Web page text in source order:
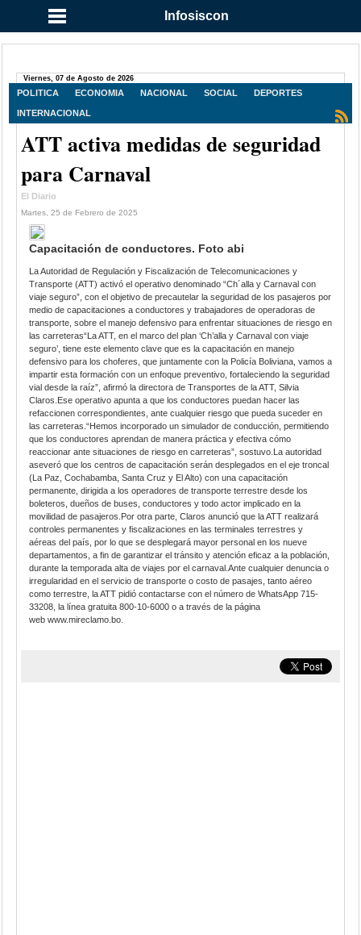
Infosiscon
Viernes, 07 de Agosto de 2026
POLITICA ECONOMIA NACIONAL SOCIAL DEPORTES
INTERNACIONAL
ATT activa medidas de seguridad
para Carnaval
El Diario
Martes, 25 de Febrero de 2025
Capacitación de conductores. Foto abi
La Autoridad de Regulación y Fiscalización de Telecomunicaciones y
Transporte (ATT) activó el operativo denominado “Ch´alla y Carnaval con
viaje seguro”, con el objetivo de precautelar la seguridad de los pasajeros por
medio de capacitaciones a conductores y trabajadores de operadoras de
transporte, sobre el manejo defensivo para enfrentar situaciones de riesgo en
las carreteras“La ATT, en el marco del plan ‘Ch’alla y Carnaval con viaje
seguro’, tiene este elemento clave que es la capacitación en manejo
defensivo para los choferes, que juntamente con la Policía Boliviana, vamos a
impartir esta formación con un enfoque preventivo, fortaleciendo la seguridad
vial desde la raíz”, afirmó la directora de Transportes de la ATT, Silvia
Claros.Ese operativo apunta a que los conductores puedan hacer las
refaccionen correspondientes, ante cualquier riesgo que pueda suceder en
las carreteras.“Hemos incorporado un simulador de conducción, permitiendo
que los conductores aprendan de manera práctica y efectiva cómo
reaccionar ante situaciones de riesgo en carreteras”, sostuvo.La autoridad
aseveró que los centros de capacitación serán desplegados en el eje troncal
(La Paz, Cochabamba, Santa Cruz y El Alto) con una capacitación
permanente, dirigida a los operadores de transporte terrestre desde los
boleteros, dueños de buses, conductores y todo actor implicado en la
movilidad de pasajeros.Por otra parte, Claros anunció que la ATT realizará
controles permanentes y fiscalizaciones en las terminales terrestres y
aéreas del país, por lo que se desplegará mayor personal en los nueve
departamentos, a fin de garantizar el tránsito y atención eficaz a la población,
durante la temporada alta de viajes por el carnaval.Ante cualquier denuncia o
irregularidad en el servicio de transporte o costo de pasajes, tanto aéreo
como terrestre, la ATT pidió contactarse con el número de WhatsApp 715-
33208, la línea gratuita 800-10-6000 o a través de la página
web www.mireclamo.bo.